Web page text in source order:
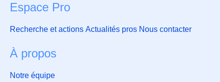
Espace Pro
Recherche et actions Actualités pros Nous contacter
À propos
Notre équipe